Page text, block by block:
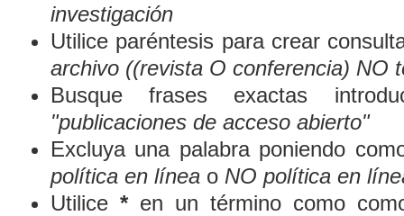
investigación
Utilice paréntesis para crear
archivo ((revista O conferencia) NO
Busque frases exactas
"publicaciones de acceso abierto"
Excluya una palabra poniendo
política en líneao NO política en
Utilice *en un término como